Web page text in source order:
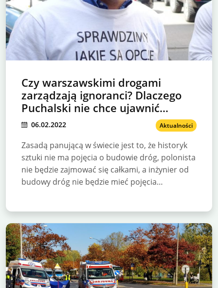
Czy warszawskimi drogami
zarządzają ignoranci? Dlaczego
Puchalski nie chce ujawnić
swojego wykształcenia?
06.02.2022 Aktualności
Zasadą panującą w świecie jest to, że historyk
sztuki nie ma pojęcia o budowie dróg, polonista
nie będzie zajmować się całkami, a inżynier od
budowy dróg nie będzie mieć pojęcia…